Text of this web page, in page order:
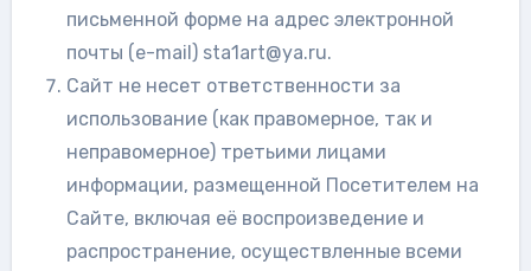
письменной форме на адрес электронной
почты (e-mail) sta1art@ya.ru.
Сайт не несет ответственности за
использование (как правомерное, так и
неправомерное) третьими лицами
информации, размещенной Посетителем на
Сайте, включая её воспроизведение и
распространение, осуществленные всеми